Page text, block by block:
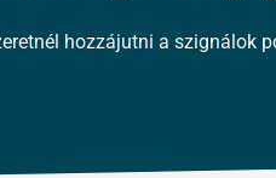
hozzájutni a szignálok